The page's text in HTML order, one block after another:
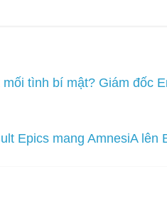
tình bí mật? Giám đốc
Epics mang AmnesiA lên